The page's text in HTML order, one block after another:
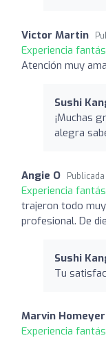
Victor Martin
Experiencia
Atención muy
Sushi
¡Muchas
alegra
Angie O
Experiencia
trajeron todo
profesional. De
Sushi
Tu
Marvin Homeyer
Experiencia